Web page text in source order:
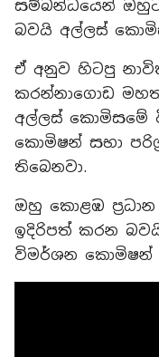
සම්බන්ධයෙන්
බවයි අල්ලස්
ඒ අනුව හිටපු
කරන්නාගොඩ
අල්ලස් කොමිසමේ
කොමිෂන් සභා
තිබෙනවා.
ඔහු කොළඹ
ඉදිරිපත් කරන
විමර්ශන කොමිෂන්